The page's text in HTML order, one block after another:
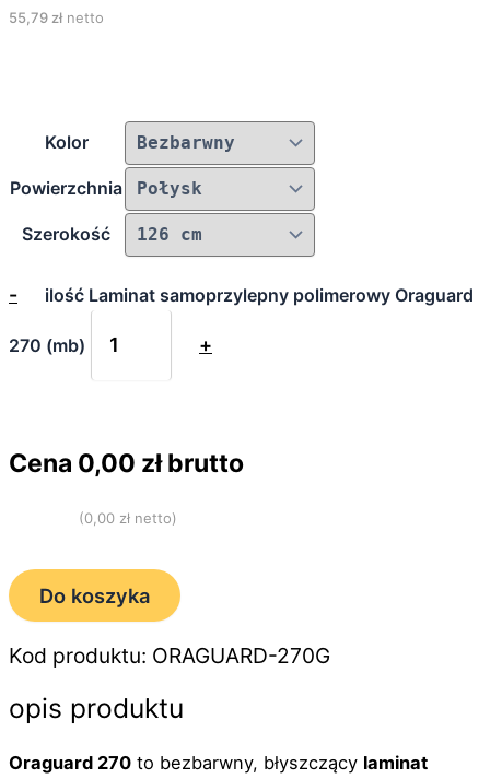
55,79 złnetto
Kolor
Powierzchnia
Szerokość
- ilość Laminat samoprzylepny polimerowy Oraguard
270 (mb) +
Cena 0,00 zł brutto
(0,00 zł netto)
Do koszyka
Kod produktu: ORAGUARD-270G
opis produktu
Oraguard 270 to bezbarwny, błyszczący laminat